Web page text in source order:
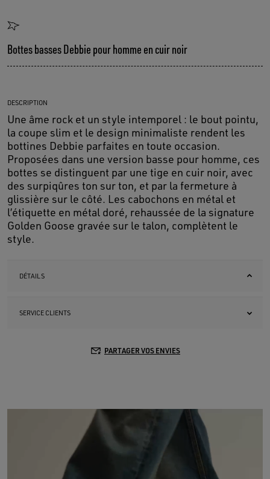
Bottes basses Debbie pour homme en cuir noir
DESCRIPTION
Une âme rock et un style intemporel : le bout pointu,
la coupe slim et le design minimaliste rendent les
bottines Debbie parfaites en toute occasion.
Proposées dans une version basse pour homme, ces
bottes se distinguent par une tige en cuir noir, avec
des surpiqûres ton sur ton, et par la fermeture à
glissière sur le côté. Les cabochons en métal et
l’étiquette en métal doré, rehaussée de la signature
Golden Goose gravée sur le talon, complètent le
style.
DÉTAILS
SERVICE CLIENTS
PARTAGER VOS ENVIES